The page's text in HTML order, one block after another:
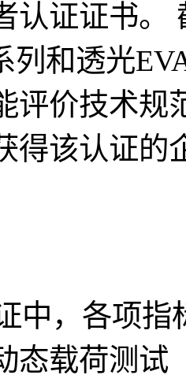
认证证书。
列和透光
评价技术规
得该认证的
，各项指
态载荷测试